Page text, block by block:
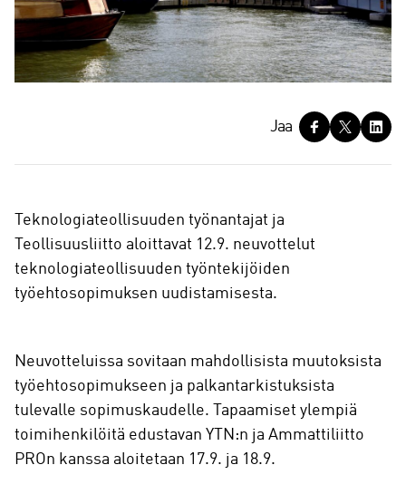
a
Jaa
Teknologiateollisuuden työnantajat ja
Teollisuusliitto aloittavat 12.9. neuvottelut
teknologiateollisuuden työntekijöiden
työehtosopimuksen uudistamisesta.
Neuvotteluissa sovitaan mahdollisista muutoksista
työehtosopimukseen ja palkantarkistuksista
tulevalle sopimuskaudelle. Tapaamiset ylempiä
toimihenkilöitä edustavan YTN:n ja Ammattiliitto
PROn kanssa aloitetaan 17.9. ja 18.9.